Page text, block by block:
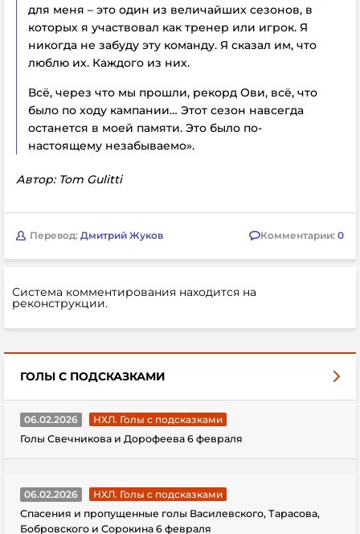
для меня – это один из величайших сезонов, в
которых я участвовал как тренер или игрок. Я
никогда не забуду эту команду. Я сказал им, что
люблю их. Каждого из них.
Всё, через что мы прошли, рекорд Ови, всё, что
было по ходу кампании… Этот сезон навсегда
останется в моей памяти. Это было по-
настоящему незабываемо».
Автор: Tom Gulitti
Перевод: Дмитрий Жуков Комментарии: 0
Система комментирования находится на
реконструкции.
ГОЛЫ С ПОДСКАЗКАМИ
06.02.2026
НХЛ. Голы с подсказками
Голы Свечникова и Дорофеева 6 февраля
06.02.2026
НХЛ. Голы с подсказками
Спасения и пропущенные голы Василевского, Тарасова,
Бобровского и Сорокина 6 февраля